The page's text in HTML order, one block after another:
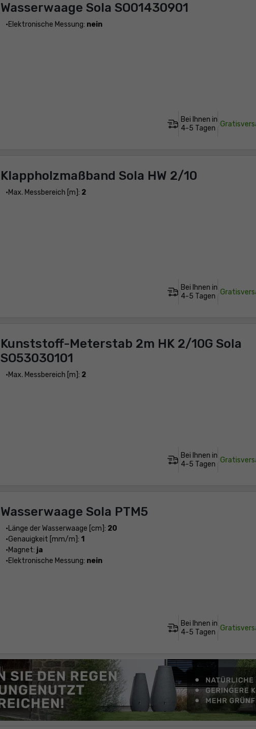
Wasserwaage Sola SO01430901
Elektronische Messung: nein
Bei Ihnen in
4-5 Tagen
Klappholzmaßband Sola HW 2/10
Max. Messbereich [m]: 2
Bei Ihnen in
4-5 Tagen
Kunststoff-Meterstab 2m HK 2/10G Sola
SO53030101
Max. Messbereich [m]: 2
Bei Ihnen in
4-5 Tagen
Wasserwaage Sola PTM5
Länge der Wasserwaage [cm]: 20
Genauigkeit [mm/m]: 1
Magnet: ja
Elektronische Messung: nein
Bei Ihnen in
4-5 Tagen